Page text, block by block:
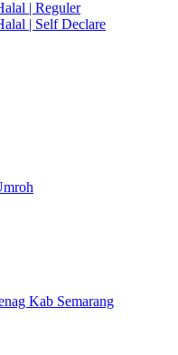
| Reguler
| Self Declare
Kab Semarang